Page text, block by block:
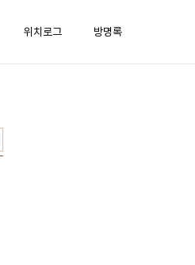
위치로그 방명록